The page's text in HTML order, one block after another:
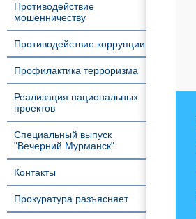
Противодействие
мошенничеству
Противодействие коррупции
Профилактика терроризма
Реализация национальных
проектов
Специальный выпуск
"Вечерний Мурманск"
Контакты
Прокуратура разъясняет